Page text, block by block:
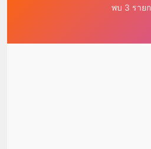
พบ 3 ราย